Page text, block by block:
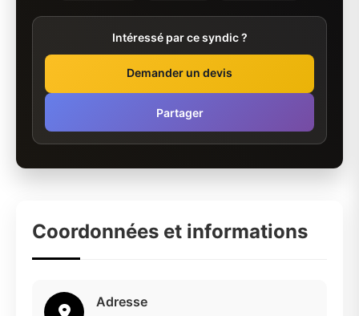
Intéressé par ce syndic ?
Demander un devis
Partager
Coordonnées et informations
Adresse